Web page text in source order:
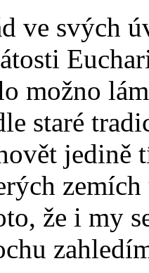
ve svých
možno
staré
jedině
že i my